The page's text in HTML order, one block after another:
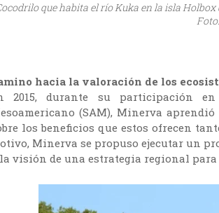
que habita el río Kuka en la isla
hacia la valoración de los
2015, durante su participación
(SAM), Minerva
los beneficios que estos ofrecen
Minerva se propuso ejecutar un
visión de una estrategia regional para